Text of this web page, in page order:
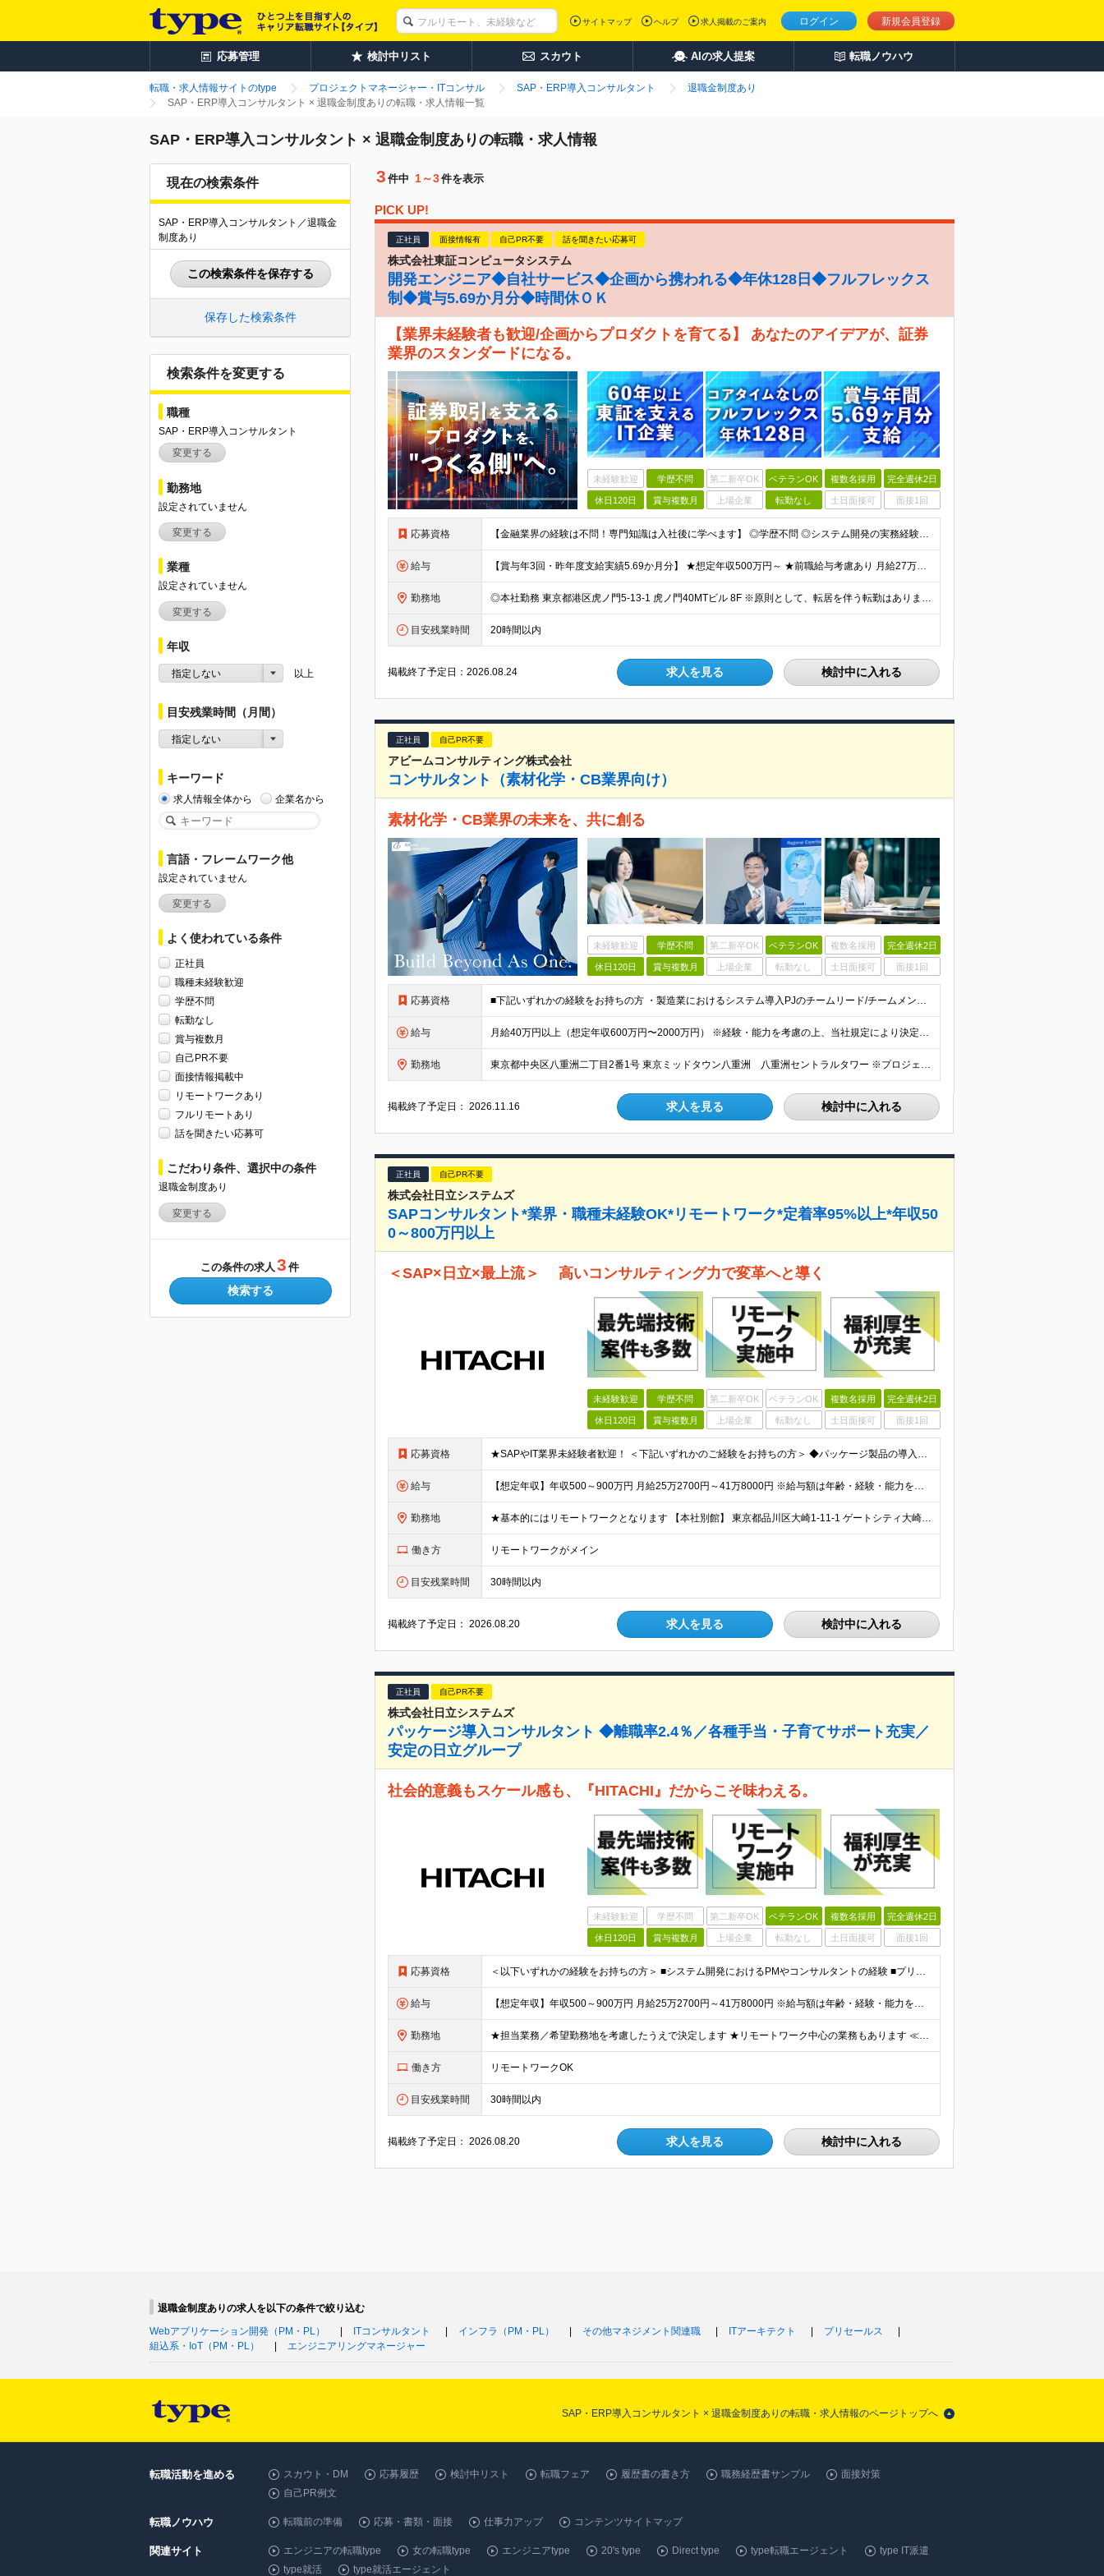
ログイン 新規会員登録
サイトマップ ヘルプ 求人掲載のご案内
応募管理 検討中リスト スカウト AIの求人提案 転職ノウハウ
転職・求人情報サイトのtype プロジェクトマネージャー・ITコンサル SAP・ERP導入コンサルタント
退職金制度あり
SAP・ERP導入コンサルタント × 退職金制度ありの転職・求人情報一覧
SAP・ERP導入コンサルタント × 退職金制度ありの転職・求人情報
現在の検索条件
SAP・ERP導入コンサルタント／退職金
制度あり
この検索条件を保存する
保存した検索条件
検索条件を変更する
職種
SAP・ERP導入コンサルタント
変更する
勤務地
設定されていません
変更する
業種
設定されていません
変更する
年収
指定しない 以上
目安残業時間（月間）
指定しない
キーワード
求人情報全体から 企業名から
言語・フレームワーク他
設定されていません
変更する
よく使われている条件
正社員
職種未経験歓迎
学歴不問
転勤なし
賞与複数月
自己PR不要
面接情報掲載中
リモートワークあり
フルリモートあり
話を聞きたい応募可
こだわり条件、選択中の条件
退職金制度あり
変更する
この条件の求人 3 件
検索する
3 件中 1～3件を表示
PICK UP!
正社員 面接情報有 自己PR不要 話を聞きたい応募可
株式会社東証コンピュータシステム
開発エンジニア◆自社サービス◆企画から携われる◆年休128日◆フルフレックス
制◆賞与5.69か月分◆時間休ＯＫ
【業界未経験者も歓迎/企画からプロダクトを育てる】 あなたのアイデアが、証券
業界のスタンダードになる。
未経験歓迎 学歴不問 第二新卒OK ベテランOK 複数名採用 完全週休2日
休日120日 賞与複数月 上場企業 転勤なし 土日面接可 面接1回
応募資格 【金融業界の経験は不問！専門知識は入社後に学べます】 ◎学歴不問 ◎システム開発の実務経験をお持ちの方 └3年以上・Java、C#いずれかの使用経験をお持ちの方を想定しております 【以下のような方は
給与 【賞与年3回・昨年度支給実績5.69か月分】 ★想定年収500万円～ ★前職給与考慮あり 月給27万円～59万円 +残業代全額支給(1分単位、監督職以下) +人事評価による賞与年2回（4月/10月）
勤務地 ◎本社勤務 東京都港区虎ノ門5-13-1 虎ノ門40MTビル 8F ※原則として、転居を伴う転勤はありません ※(変更の範囲)上記を除く当社関連勤務地
目安残業時間 20時間以内
掲載終了予定日：2026.08.24 求人を見る 検討中に入れる
正社員 自己PR不要
アビームコンサルティング株式会社
コンサルタント（素材化学・CB業界向け）
素材化学・CB業界の未来を、共に創る
未経験歓迎 学歴不問 第二新卒OK ベテランOK 複数名採用 完全週休2日
休日120日 賞与複数月 上場企業 転勤なし 土日面接可 面接1回
応募資格 ■下記いずれかの経験をお持ちの方 ・製造業におけるシステム導入PJのチームリード/チームメンバー経験 ・配下メンバーを率いてのタスク推進経験 ・製造業の事業部門における実務経験＋デジタル活用経験 ※
給与 月給40万円以上（想定年収600万円〜2000万円） ※経験・能力を考慮の上、当社規定により決定します。 ※賞与年2回支給 ※試用期間：原則6ヶ月（試用期間中の労働条件は本採用時と同様） ※残業代は全
勤務地 東京都中央区八重洲二丁目2番1号 東京ミッドタウン八重洲 八重洲セントラルタワー ※プロジェクトによりその他全国、海外あり ※在宅勤務制度、リモートワーク制度あり （変更の範囲）リモートワーク実施場
掲載終了予定日：2026.11.16 求人を見る 検討中に入れる
正社員 自己PR不要
株式会社日立システムズ
SAPコンサルタント*業界・職種未経験OK*リモートワーク*定着率95%以上*年収50
0～800万円以上
＜SAP×日立×最上流＞ 高いコンサルティング力で変革へと導く
未経験歓迎 学歴不問 第二新卒OK ベテランOK 複数名採用 完全週休2日
休日120日 賞与複数月 上場企業 転勤なし 土日面接可 面接1回
応募資格 ★SAPやIT業界未経験者歓迎！ ＜下記いずれかのご経験をお持ちの方＞ ◆パッケージ製品の導入経験をお持ちの方（SAP経験は不問） ◆製造業・商社のお客様向けのシステム開発において、要件定義のご経験
給与 【想定年収】年収500～900万円 月給25万2700円～41万8000円 ※給与額は年齢・経験・能力を考慮のうえ、当社規定により優遇します。 ※試用期間は3ヶ月。その間の給与・待遇に差異はありませ
勤務地 ★基本的にはリモートワークとなります 【本社別館】 東京都品川区大崎1-11-1 ゲートシティ大崎ウエストタワー 【関西支社】 大阪府大阪市北区堂島浜1-2-1 新ダイビル 【中部支社】 愛知県
働き方 リモートワークがメイン
目安残業時間 30時間以内
掲載終了予定日：2026.08.20 求人を見る 検討中に入れる
正社員 自己PR不要
株式会社日立システムズ
パッケージ導入コンサルタント ◆離職率2.4％／各種手当・子育てサポート充実／
安定の日立グループ
社会的意義もスケール感も、『HITACHI』だからこそ味わえる。
未経験歓迎 学歴不問 第二新卒OK ベテランOK 複数名採用 完全週休2日
休日120日 賞与複数月 上場企業 転勤なし 土日面接可 面接1回
応募資格 ＜以下いずれかの経験をお持ちの方＞ ■システム開発におけるPMやコンサルタントの経験 ■プリセールスやソリューション拡販の経験 ■パッケージシステム導入の経験 ※顧客との交渉や要件定義などの経験をお
給与 【想定年収】年収500～900万円 月給25万2700円～41万8000円 ※給与額は年齢・経験・能力を考慮のうえ、当社規定により優遇します。 ※試用期間は3ヶ月。その間の給与・待遇に差異はありませ
勤務地 ★担当業務／希望勤務地を考慮したうえで決定します ★リモートワーク中心の業務もあります ≪勤務地詳細≫ ■本社第二別館：東京都品川区大崎1-11-1ゲートシティ大崎ウエストタワー ■関西支社：大阪府
働き方 リモートワークOK
目安残業時間 30時間以内
掲載終了予定日：2026.08.20 求人を見る 検討中に入れる
退職金制度ありの求人を以下の条件で絞り込む
Webアプリケーション開発（PM・PL）
ITコンサルタント インフラ（PM・PL） その他マネジメント関連職 ITアーキテクト
プリセールス
組込系・IoT（PM・PL）
エンジニアリングマネージャー
SAP・ERP導入コンサルタント × 退職金制度ありの転職・求人情報のページトップへ
転職活動を進める スカウト・DM 応募履歴 検討中リスト 転職フェア 履歴書の書き方 職務経歴書サンプル
面接対策
自己PR例文
転職ノウハウ 転職前の準備 応募・書類・面接 仕事力アップ コンテンツサイトマップ
関連サイト エンジニアの転職type 女の転職type エンジニアtype 20's type Direct type type転職エージェント
type IT派遣
type就活
type就活エージェント